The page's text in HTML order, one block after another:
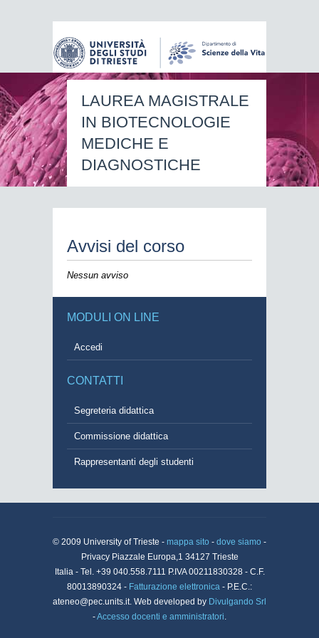
LAUREA MAGISTRALE
IN BIOTECNOLOGIE
MEDICHE E
DIAGNOSTICHE
Avvisi del corso
Nessun avviso
MODULI ON LINE
Accedi
CONTATTI
Segreteria didattica
Commissione didattica
Rappresentanti degli studenti
© 2009 University of Trieste - mappa sito - dove siamo -
Privacy Piazzale Europa,1 34127 Trieste
Italia - Tel. +39 040.558.7111 P.IVA 00211830328 - C.F.
80013890324 - Fatturazione elettronica - P.E.C.:
ateneo@pec.units.it. Web developed by Divulgando Srl
-Accesso docenti e amministratori.